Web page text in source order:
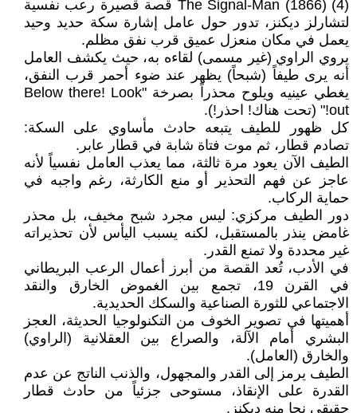
(4) The Signal-Man (1866) قصة قصيرة رعب نفسية
لتشارلز ديكنز، تدور حول عامل إشارة سكة حديد وحيد
يعمل في مكان منعزل عميق قرب نفق مظلم.
يروي الراوي (غير مسمى) لقاءه به، حيث يكشف العامل
أنه يرى طيفاً (شبحاً) يظهر عند ضوء أحمر قرب النفق،
يغطي عينيه ويلوح محذراً بصرخة "Below there! Look
out!" (تحت هناك! احذر!).
كل ظهور للطيف يتبعه حادث مأساوي على السكة:
تصادم قطار، ثم موت فتاة شابة في قطار عابر.
الطيف الآن يعود مرة ثالثة، مما يعذب العامل نفسياً لأنه
عاجز عن فهم التحذير أو منع الكارثة، رغم واجبه في
حماية الركاب.
دور الطيف مركزي: ليس مجرد شبح مخيف، بل محذر
غامض ينذر بالمستقبل، لكنه يسبب اليأس لأن تحذيراته
غير محددة ولا تمنع القدر.
في الأدب، تُعد القصة من أبرز أعمال الرعب البريطاني
في القرن 19، تجمع بين الغموض الخارق والنقد
الاجتماعي للثورة الصناعية والسكك الحديدية.
أهميتها في تصوير الخوف من التكنولوجيا الحديثة، العجز
البشري أمام الآلة، والصراع بين العقلانية (الراوي)
والخارق (العامل).
الطيف يرمز إلى القدر والمجهول، والذنب الناتج عن عدم
القدرة على الإنقاذ، مستوحى جزئياً من حادث قطار
حقيقي نجا منه ديكنز.